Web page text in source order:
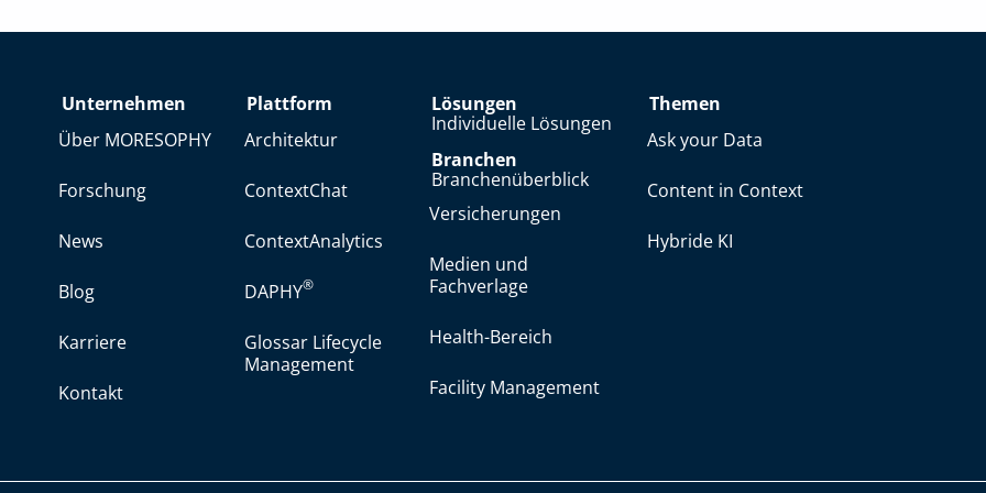
Unternehmen
Über MORESOPHY
Forschung
News
Blog
Karriere
Kontakt
Plattform
Architektur
ContextChat
ContextAnalytics
DAPHY®
Glossar Lifecycle
Management
Lösungen
Individuelle Lösungen
Branchen
Branchenüberblick
Versicherungen
Medien und
Fachverlage
Health-Bereich
Facility Management
Themen
Ask your Data
Content in Context
Hybride KI